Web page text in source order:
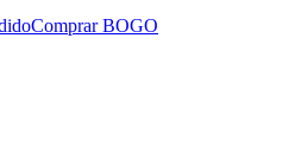
Comprar BOGO